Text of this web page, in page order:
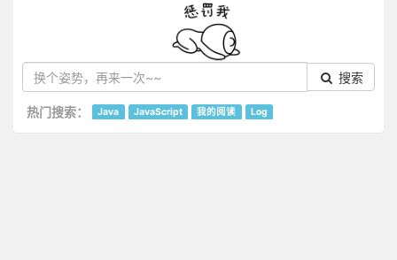
搜索
热门搜索： Java JavaScript 我的阅读 Log